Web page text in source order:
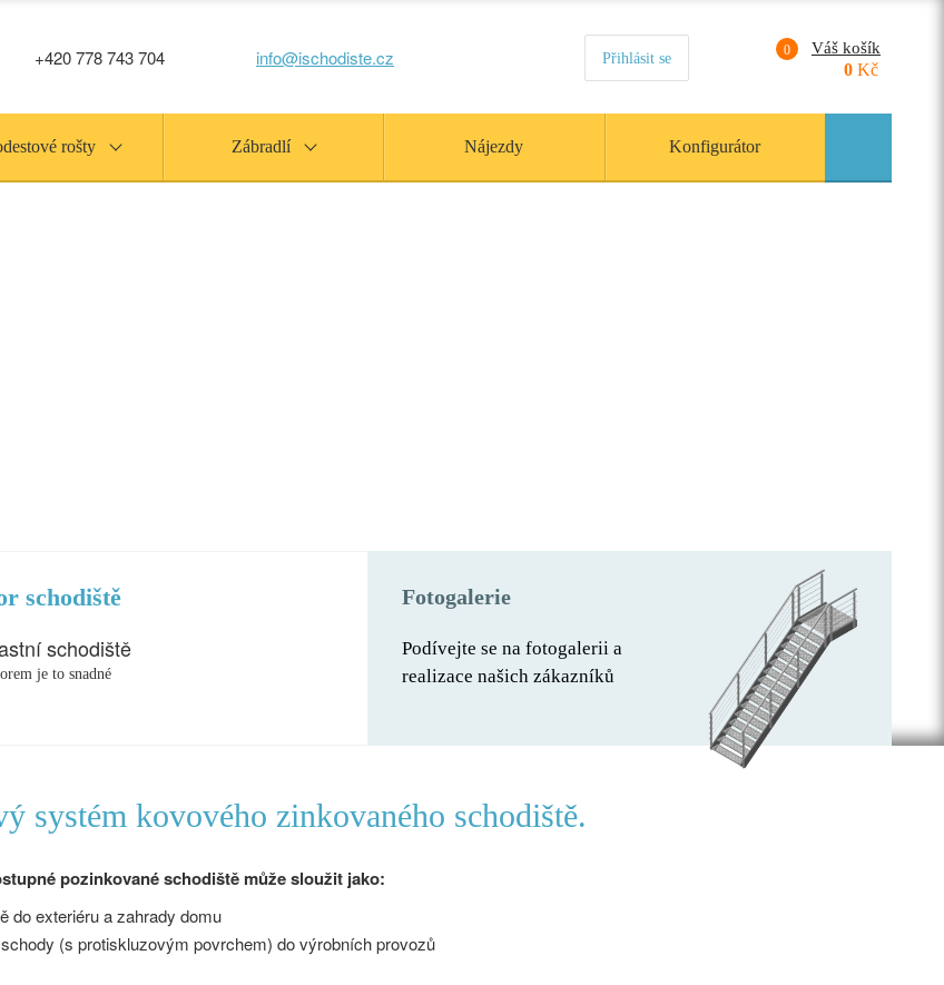
+420 778 743 704 info@ischodiste.cz Přihlásit se
Váš košík
0
0 Kč
rošty Zábradlí Nájezdy Konfigurátor
Fotogalerie
Podívejte se na fotogalerii a
realizace našich zákazníků
schodiště
schodiště
je to snadné
systém kovového zinkovaného schodiště.
pozinkované schodiště může sloužit jako:
do exteriéru a zahrady domu
(s protiskluzovým povrchem) do výrobních provozů